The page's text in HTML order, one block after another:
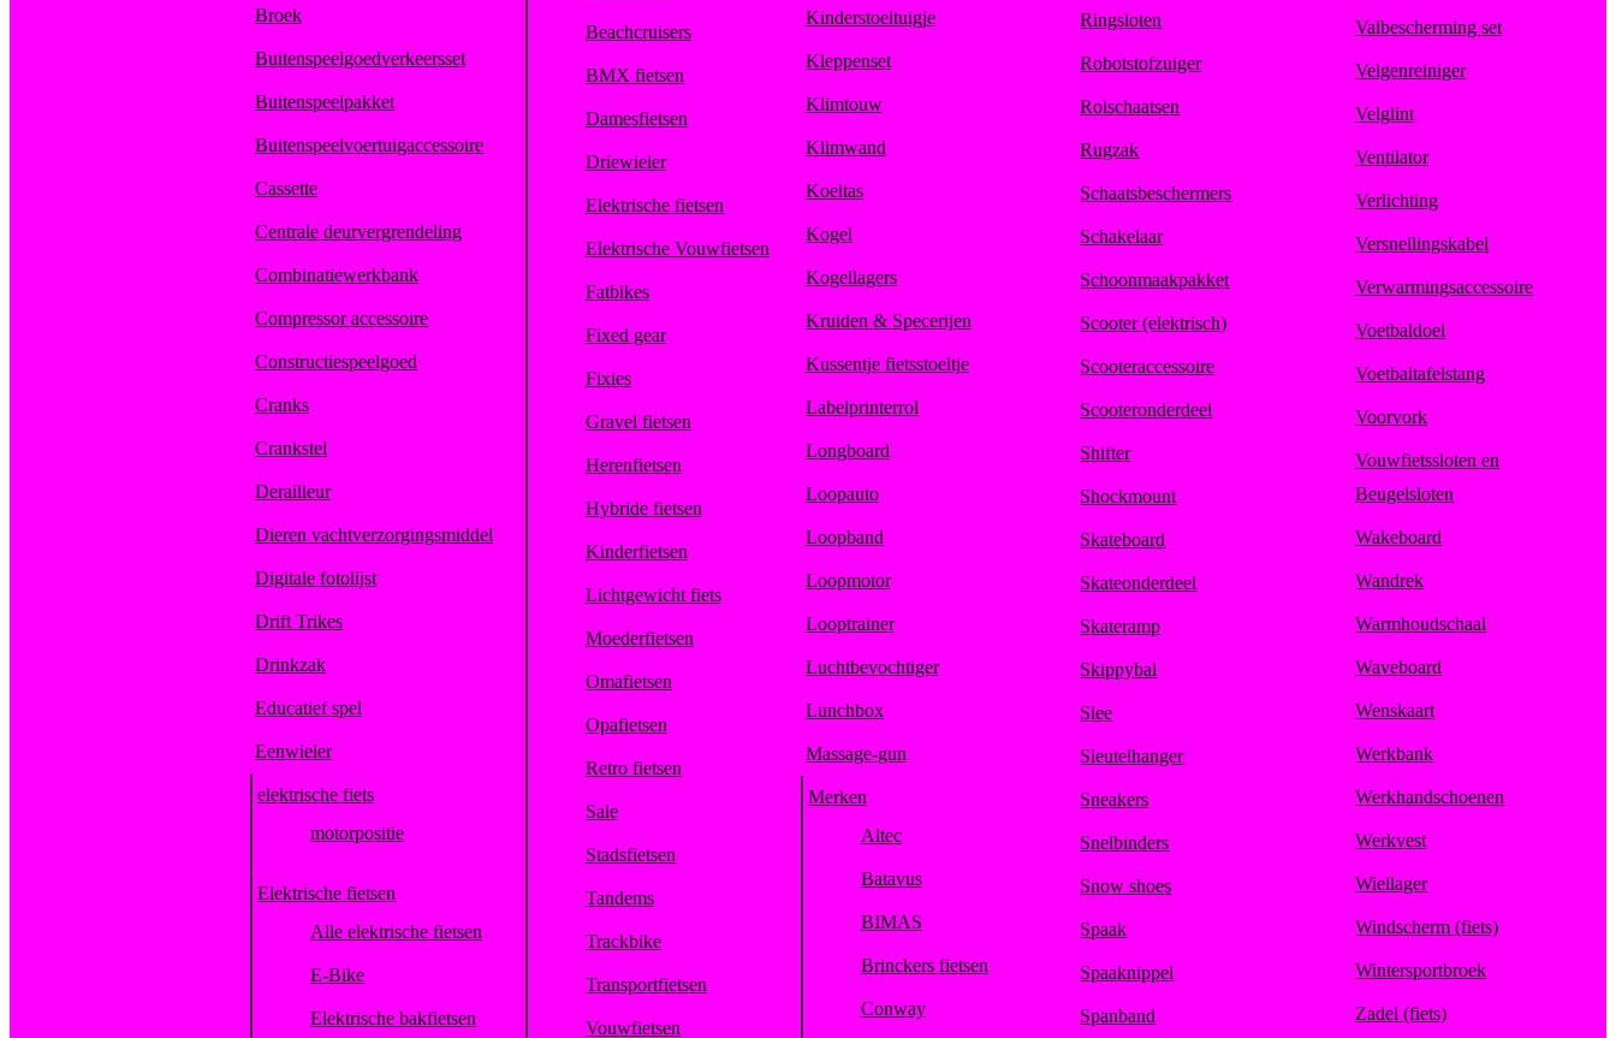
Broek
Buitenspeelgoedverkeersset
Buitenspeelpakket
Buitenspeelvoertuigaccessoire
Cassette
Centrale deurvergrendeling
Combinatiewerkbank
Compressor accessoire
Constructiespeelgoed
Cranks
Crankstel
Derailleur
Dieren vachtverzorgingsmiddel
Digitale fotolijst
Drift Trikes
Drinkzak
Educatief spel
Eenwieler
elektrische fiets
motorpositie
Elektrische fietsen
Alle elektrische fietsen
E-Bike
Elektrische bakfietsen
Beachcruisers
BMX fietsen
Damesfietsen
Driewieler
Elektrische fietsen
Elektrische Vouwfietsen
Fatbikes
Fixed gear
Fixies
Gravel fietsen
Herenfietsen
Hybride fietsen
Kinderfietsen
Lichtgewicht fiets
Moederfietsen
Omafietsen
Opafietsen
Retro fietsen
Sale
Stadsfietsen
Tandems
Trackbike
Transportfietsen
Vouwfietsen
Kinderstoeltuigje
Kleppenset
Klimtouw
Klimwand
Koeltas
Kogel
Kogellagers
Kruiden & Specerijen
Kussentje fietsstoeltje
Labelprinterrol
Longboard
Loopauto
Loopband
Loopmotor
Looptrainer
Luchtbevochtiger
Lunchbox
Massage-gun
Merken
Altec
Batavus
BIMAS
Brinckers fietsen
Conway
Ringsloten
Robotstofzuiger
Rolschaatsen
Rugzak
Schaatsbeschermers
Schakelaar
Schoonmaakpakket
Scooter (elektrisch)
Scooteraccessoire
Scooteronderdeel
Shifter
Shockmount
Skateboard
Skateonderdeel
Skateramp
Skippybal
Slee
Sleutelhanger
Sneakers
Snelbinders
Snow shoes
Spaak
Spaaknippel
Spanband
Valbescherming set
Velgenreiniger
Velglint
Ventilator
Verlichting
Versnellingskabel
Verwarmingsaccessoire
Voetbaldoel
Voetbaltafelstang
Voorvork
Vouwfietssloten en
Beugelsloten
Wakeboard
Wandrek
Warmhoudschaal
Waveboard
Wenskaart
Werkbank
Werkhandschoenen
Werkvest
Wiellager
Windscherm (fiets)
Wintersportbroek
Zadel (fiets)